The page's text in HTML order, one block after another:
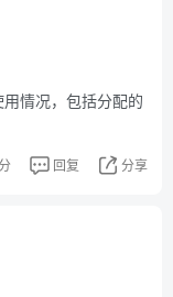
情况，包括分配的
回复 分享